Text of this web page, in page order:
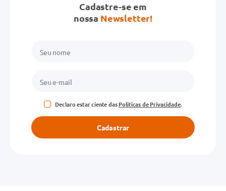
Cadastre-se em
nossa Newsletter!
Declaro estar ciente dasPolíticas de Privacidade.
Cadastrar